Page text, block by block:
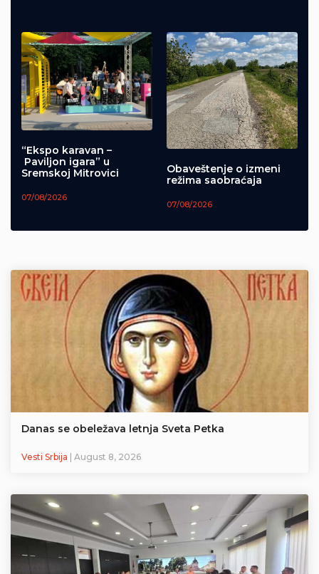
“Ekspo karavan –
Paviljon igara” u
Sremskoj Mitrovici
07/08/2026
Obaveštenje o izmeni
režima saobraćaja
07/08/2026
Danas se obeležava letnja Sveta Petka
Vesti Srbija | August 8, 2026